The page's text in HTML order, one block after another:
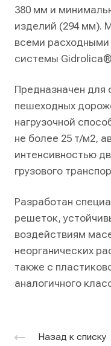
380 мм и
изделий (294 мм).
всеми
системы
Предназначен для
пешеходных
нагрузочной
не более 25 т/м2,
интенсивностью
грузового
Разработан
решеток,
воздействиям
неорганических
также с
аналогичного
Назад к списку